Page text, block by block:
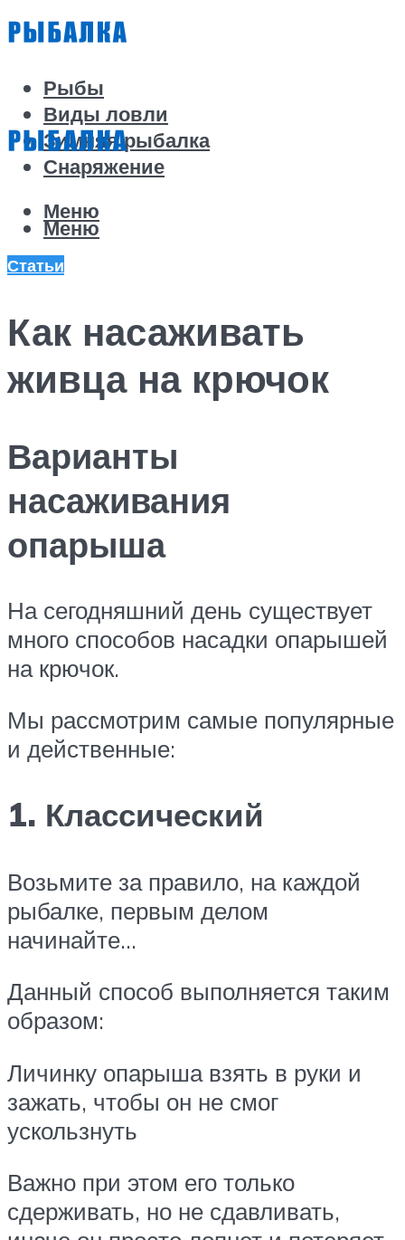
Рыбы
Виды ловли
Зимняя рыбалка
Снаряжение
Меню
Меню
Статьи
Как насаживать
живца на крючок
Варианты
насаживания
опарыша
На сегодняшний день существует
много способов насадки опарышей
на крючок.
Мы рассмотрим самые популярные
и действенные:
1. Классический
Возьмите за правило, на каждой
рыбалке, первым делом
начинайте…
Данный способ выполняется таким
образом:
Личинку опарыша взять в руки и
зажать, чтобы он не смог
ускользнуть
Важно при этом его только
сдерживать, но не сдавливать,